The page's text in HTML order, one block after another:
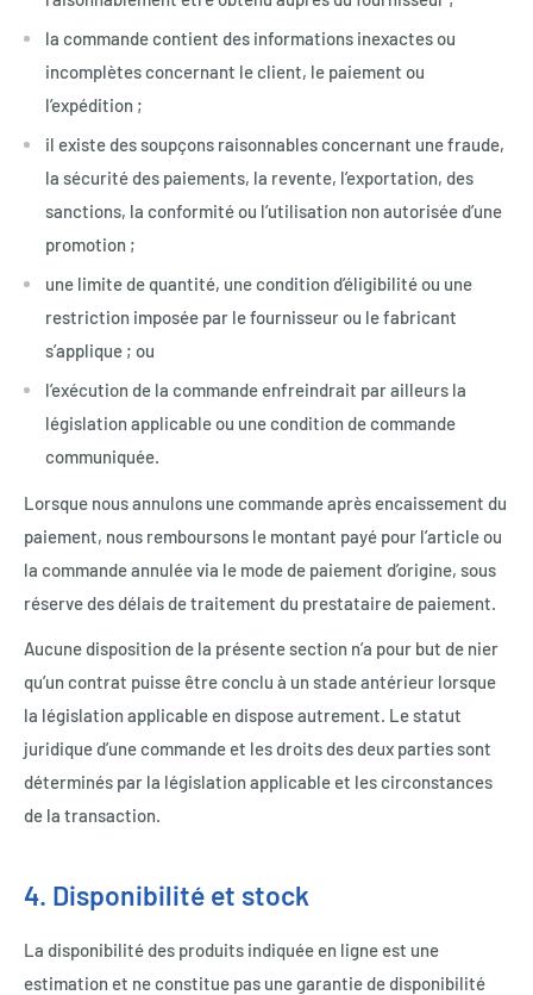
la commande contient des informations inexactes ou
incomplètes concernant le client, le paiement ou
l’expédition ;
il existe des soupçons raisonnables concernant une fraude,
la sécurité des paiements, la revente, l’exportation, des
sanctions, la conformité ou l’utilisation non autorisée d’une
promotion ;
une limite de quantité, une condition d’éligibilité ou une
restriction imposée par le fournisseur ou le fabricant
s’applique ; ou
l’exécution de la commande enfreindrait par ailleurs la
législation applicable ou une condition de commande
communiquée.
Lorsque nous annulons une commande après encaissement du
paiement, nous remboursons le montant payé pour l’article ou
la commande annulée via le mode de paiement d’origine, sous
réserve des délais de traitement du prestataire de paiement.
Aucune disposition de la présente section n’a pour but de nier
qu’un contrat puisse être conclu à un stade antérieur lorsque
la législation applicable en dispose autrement. Le statut
juridique d’une commande et les droits des deux parties sont
déterminés par la législation applicable et les circonstances
de la transaction.
4. Disponibilité et stock
La disponibilité des produits indiquée en ligne est une
estimation et ne constitue pas une garantie de disponibilité